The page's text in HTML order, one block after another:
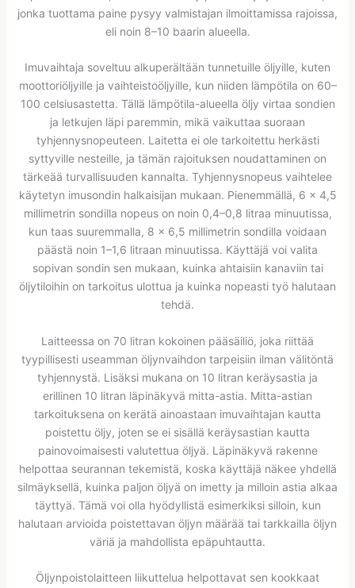
jonka tuottama paine pysyy valmistajan ilmoittamissa rajoissa,
eli noin 8–10 baarin alueella.
Imuvaihtaja soveltuu alkuperältään tunnetuille öljyille, kuten
moottoriöljyille ja vaihteistoöljyille, kun niiden lämpötila on 60–
100 celsiusastetta. Tällä lämpötila-alueella öljy virtaa sondien
ja letkujen läpi paremmin, mikä vaikuttaa suoraan
tyhjennysnopeuteen. Laitetta ei ole tarkoitettu herkästi
syttyville nesteille, ja tämän rajoituksen noudattaminen on
tärkeää turvallisuuden kannalta. Tyhjennysnopeus vaihtelee
käytetyn imusondin halkaisijan mukaan. Pienemmällä, 6 x 4,5
millimetrin sondilla nopeus on noin 0,4–0,8 litraa minuutissa,
kun taas suuremmalla, 8 x 6,5 millimetrin sondilla voidaan
päästä noin 1–1,6 litraan minuutissa. Käyttäjä voi valita
sopivan sondin sen mukaan, kuinka ahtaisiin kanaviin tai
öljytiloihin on tarkoitus ulottua ja kuinka nopeasti työ halutaan
tehdä.
Laitteessa on 70 litran kokoinen pääsäiliö, joka riittää
tyypillisesti useamman öljynvaihdon tarpeisiin ilman välitöntä
tyhjennystä. Lisäksi mukana on 10 litran keräysastia ja
erillinen 10 litran läpinäkyvä mitta-astia. Mitta-astian
tarkoituksena on kerätä ainoastaan imuvaihtajan kautta
poistettu öljy, joten se ei sisällä keräysastian kautta
painovoimaisesti valutettua öljyä. Läpinäkyvä rakenne
helpottaa seurannan tekemistä, koska käyttäjä näkee yhdellä
silmäyksellä, kuinka paljon öljyä on imetty ja milloin astia alkaa
täyttyä. Tämä voi olla hyödyllistä esimerkiksi silloin, kun
halutaan arvioida poistettavan öljyn määrää tai tarkkailla öljyn
väriä ja mahdollista epäpuhtautta.
Öljynpoistolaitteen liikuttelua helpottavat sen kookkaat